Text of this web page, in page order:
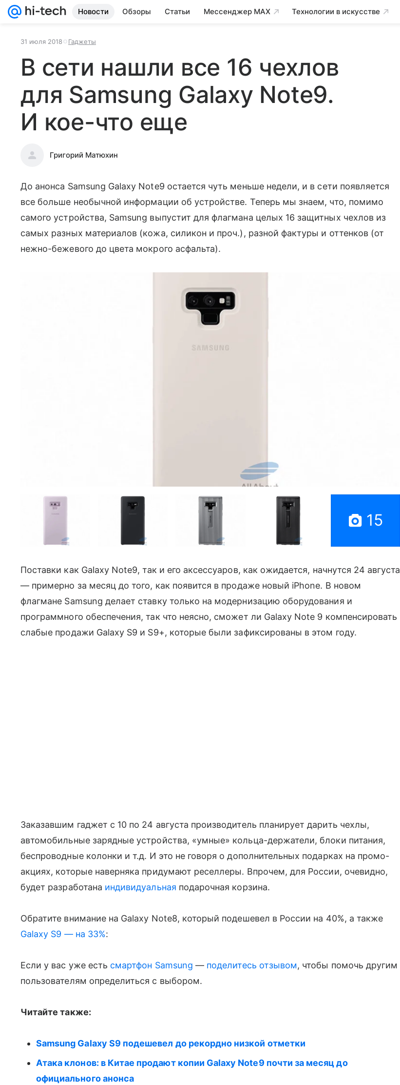
Новости Обзоры Статьи Мессенджер MAX Технологии в искусстве
31 июля 2018 Гаджеты
В сети нашли все 16 чехлов
для Samsung Galaxy Note9.
И кое-что еще
Григорий Матюхин
До анонса Samsung Galaxy Note9 остается чуть меньше недели, и в сети появляется
все больше необычной информации об устройстве. Теперь мы знаем, что, помимо
самого устройства, Samsung выпустит для флагмана целых 16 защитных чехлов из
самых разных материалов (кожа, силикон и проч.), разной фактуры и оттенков (от
нежно-бежевого до цвета мокрого асфальта).
15
Поставки как Galaxy Note9, так и его аксессуаров, как ожидается, начнутся 24 августа
— примерно за месяц до того, как появится в продаже новый iPhone. В новом
флагмане Samsung делает ставку только на модернизацию оборудования и
программного обеспечения, так что неясно, сможет ли Galaxy Note 9 компенсировать
слабые продажи Galaxy S9 и S9+, которые были зафиксированы в этом году.
Заказавшим гаджет с 10 по 24 августа производитель планирует дарить чехлы,
автомобильные зарядные устройства, «умные» кольца-держатели, блоки питания,
беспроводные колонки и т.д. И это не говоря о дополнительных подарках на промо-
акциях, которые наверняка придумают реселлеры. Впрочем, для России, очевидно,
будет разработана индивидуальная подарочная корзина.
Обратите внимание на Galaxy Note8, который подешевел в России на 40%, а также
Galaxy S9 — на 33%:
Если у вас уже есть смартфон Samsung — поделитесь отзывом, чтобы помочь другим
пользователям определиться с выбором.
Читайте также:
Samsung Galaxy S9 подешевел до рекордно низкой отметки
Атака клонов: в Китае продают копии Galaxy Note9 почти за месяц до
официального анонса